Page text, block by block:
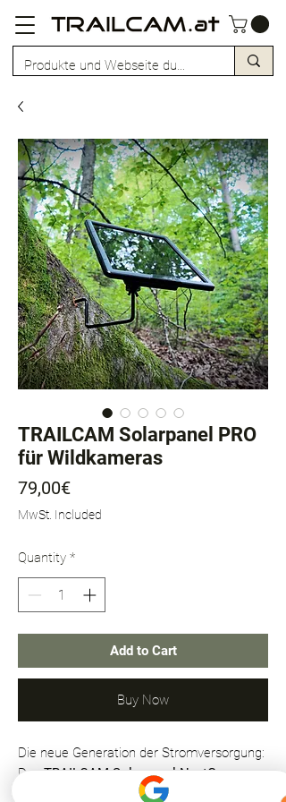
TRAILCAM Solarpanel PRO
für Wildkameras
79,00€Price
MwSt. Included
Quantity *
Add to Cart
Buy Now
Die neue Generation der Stromversorgung:
DasTRAILCAM Solarpanel NextGen
ersetzt sowohl das bisherige Solarpanel als